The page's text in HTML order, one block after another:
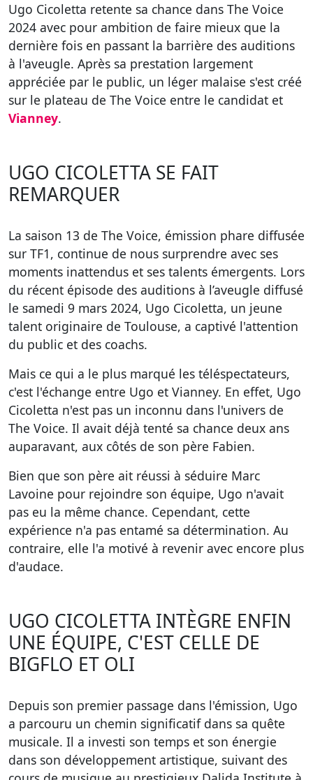
Ugo Cicoletta retente sa chance dans The Voice
2024 avec pour ambition de faire mieux que la
dernière fois en passant la barrière des auditions
à l'aveugle. Après sa prestation largement
appréciée par le public, un léger malaise s'est créé
sur le plateau de The Voice entre le candidat et
Vianney.
UGO CICOLETTA SE FAIT
REMARQUER
La saison 13 de The Voice, émission phare diffusée
sur TF1, continue de nous surprendre avec ses
moments inattendus et ses talents émergents. Lors
du récent épisode des auditions à l’aveugle diffusé
le samedi 9 mars 2024, Ugo Cicoletta, un jeune
talent originaire de Toulouse, a captivé l'attention
du public et des coachs.
Mais ce qui a le plus marqué les téléspectateurs,
c'est l'échange entre Ugo et Vianney. En effet, Ugo
Cicoletta n'est pas un inconnu dans l'univers de
The Voice. Il avait déjà tenté sa chance deux ans
auparavant, aux côtés de son père Fabien.
Bien que son père ait réussi à séduire Marc
Lavoine pour rejoindre son équipe, Ugo n'avait
pas eu la même chance. Cependant, cette
expérience n'a pas entamé sa détermination. Au
contraire, elle l'a motivé à revenir avec encore plus
d'audace.
UGO CICOLETTA INTÈGRE ENFIN
UNE ÉQUIPE, C'EST CELLE DE
BIGFLO ET OLI
Depuis son premier passage dans l'émission, Ugo
a parcouru un chemin significatif dans sa quête
musicale. Il a investi son temps et son énergie
dans son développement artistique, suivant des